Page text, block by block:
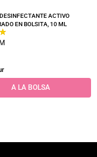
ACTIVO
EN BOLSITA, 10 ML
A LA BOLSA